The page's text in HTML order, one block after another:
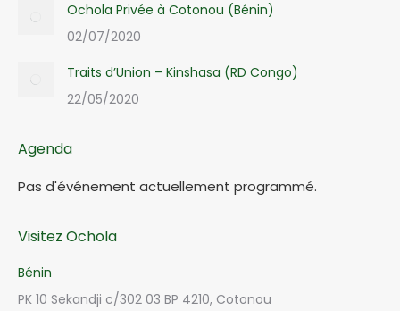
Ochola Privée à Cotonou (Bénin)
02/07/2020
Traits d’Union – Kinshasa (RD Congo)
22/05/2020
Agenda
Pas d'événement actuellement programmé.
Visitez Ochola
Bénin
PK 10 Sekandji c/302 03 BP 4210, Cotonou